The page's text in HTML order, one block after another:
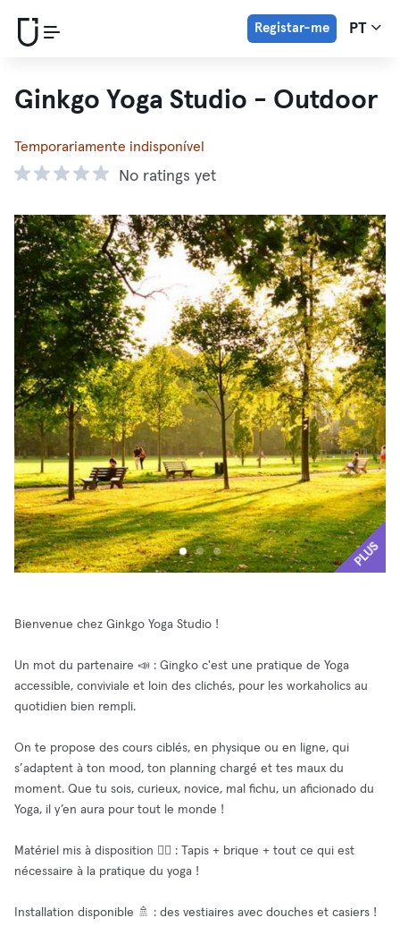
Registar-me PT
Ginkgo Yoga Studio - Outdoor
Temporariamente indisponível
No ratings yet
PLUS
Bienvenue chez Ginkgo Yoga Studio !
Un mot du partenaire 📣 : Gingko c'est une pratique de Yoga
accessible, conviviale et loin des clichés, pour les workaholics au
quotidien bien rempli.
On te propose des cours ciblés, en physique ou en ligne, qui
s’adaptent à ton mood, ton planning chargé et tes maux du
moment. Que tu sois, curieux, novice, mal fichu, un aficionado du
Yoga, il y’en aura pour tout le monde !
Matériel mis à disposition 🧘‍♂️ : Tapis + brique + tout ce qui est
nécessaire à la pratique du yoga !
Installation disponible 🚿 : des vestiaires avec douches et casiers !